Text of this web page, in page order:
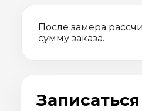
После замера
сумму заказа.